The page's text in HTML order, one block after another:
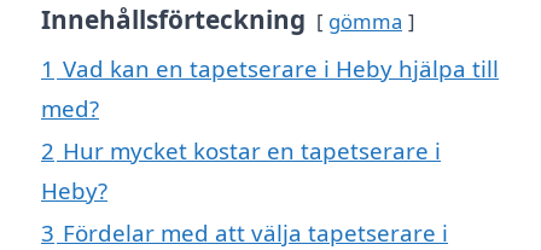
Innehållsförteckning gömma
1 Vad kan en tapetserare i Heby hjälpa till
med?
2 Hur mycket kostar en tapetserare i
Heby?
3 Fördelar med att välja tapetserare i